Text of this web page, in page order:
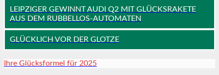
LEIPZIGER GEWINNT AUDI Q2 MIT GLÜCKSRAKETE
AUS DEM RUBBELLOS-AUTOMATEN
GLÜCKLICH VOR DER GLOTZE
Ihre Glücksformel für 2025